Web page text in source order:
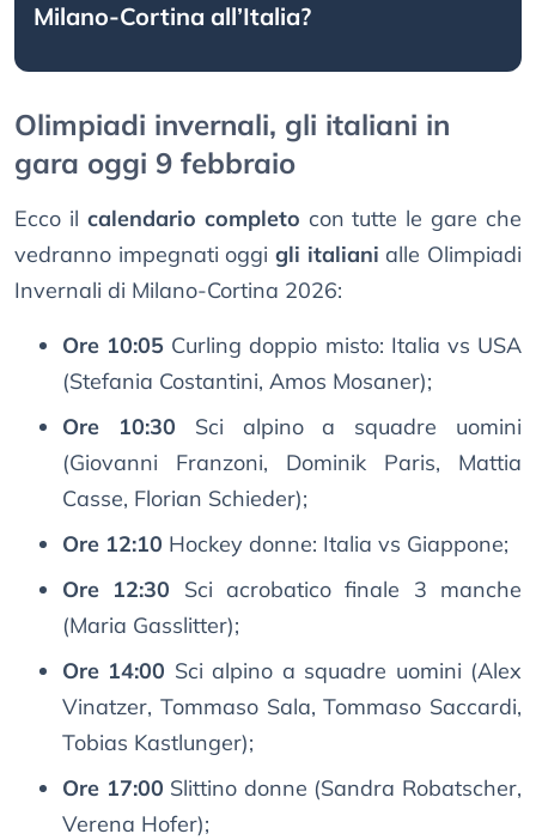
Milano-Cortina all’Italia?
Olimpiadi invernali, gli italiani in
gara oggi 9 febbraio
Ecco il calendario completo con tutte le gare che
vedranno impegnati oggi gli italiani alle Olimpiadi
Invernali di Milano-Cortina 2026:
Ore 10:05 Curling doppio misto: Italia vs USA
(Stefania Costantini, Amos Mosaner);
Ore 10:30 Sci alpino a squadre uomini
(Giovanni Franzoni, Dominik Paris, Mattia
Casse, Florian Schieder);
Ore 12:10 Hockey donne: Italia vs Giappone;
Ore 12:30 Sci acrobatico finale 3 manche
(Maria Gasslitter);
Ore 14:00 Sci alpino a squadre uomini (Alex
Vinatzer, Tommaso Sala, Tommaso Saccardi,
Tobias Kastlunger);
Ore 17:00 Slittino donne (Sandra Robatscher,
Verena Hofer);